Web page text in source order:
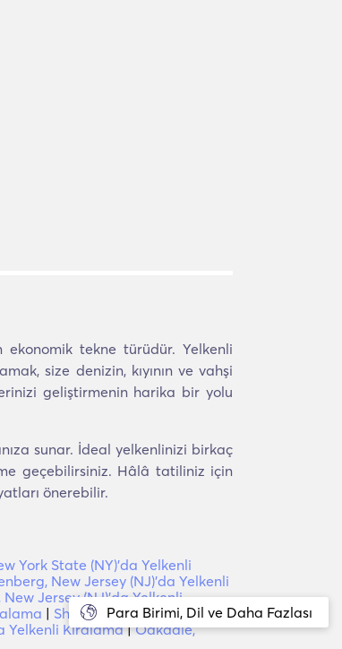
Para Birimi, Dil ve Daha Fazlası
tekne türüdür. Yelkenli
size denizin, kıyının ve vahşi
geliştirmenin harika bir yolu
sunar. İdeal yelkenlinizi birkaç
geçebilirsiniz. Hâlâ tatiliniz için
önerebilir.
York State (NY)'da Yelkenli
New Jersey (NJ)'da Yelkenli
Jersey (NJ)'da Yelkenli
| Short Hills, New Jersey
Yelkenli Kiralama|Oakdale,